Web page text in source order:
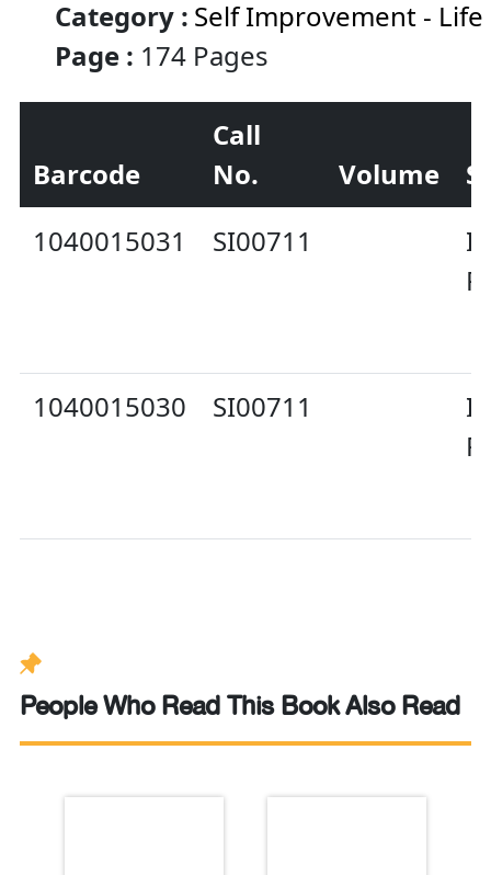
Category : Self Improvement - Life
Page : 174 Pages
Barcode
Call
No.
Volume
1040015031
SI00711
In
1040015030 SI00711
In
People Who Read This Book Also Read